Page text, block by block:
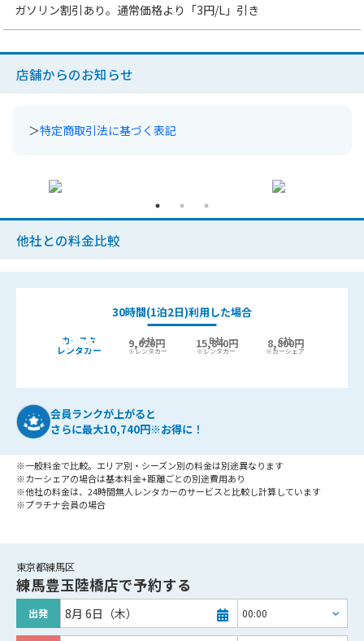
ガソリン割引あり。通常価格より「3円/L」引き
店舗からのお知らせ
＞特定商取引法に基づく表記
他社との料金比較
30時間(1泊2日)利用した場合
最大9,440円お得!
6,400円 9,020円 15,840円 8,800円
カースタ
レンタカー
A社
※レンタカー
B社
※レンタカー
C社
※カーシェア
会員ランクが上がると
さらに最大10,740円※お得に！
※一般料金で比較。エリア別・シーズン別の料金は別途異なります
※カーシェアの場合は基本料金+距離ごとの別途費用あり
※他社の料金は、24時間無人レンタカーのサービスと比較し計算しています
※プラチナ会員の場合
東京都練馬区
練馬豊玉陸橋店で予約する
出発 8月 6日（木）